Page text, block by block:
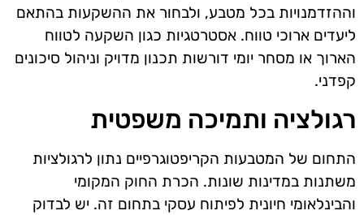
וההזדמנויות בכל מטבע, ולבחור את ההשקעות בהתאם
ליעדים ארוכי טווח. אסטרטגיות כגון השקעה לטווח
הארוך או מסחר יומי דורשות תכנון מדויק וניהול סיכונים
קפדני.
רגולציה ותמיכה משפטית
התחום של המטבעות הקריפטוגרפיים נתון לרגולציות
משתנות במדינות שונות. הכרת החוק המקומי
והבינלאומי חיונית לפיתוח עסקי בתחום זה. יש לבדוק